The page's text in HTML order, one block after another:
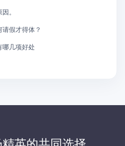
。
假才得体？
几项好处